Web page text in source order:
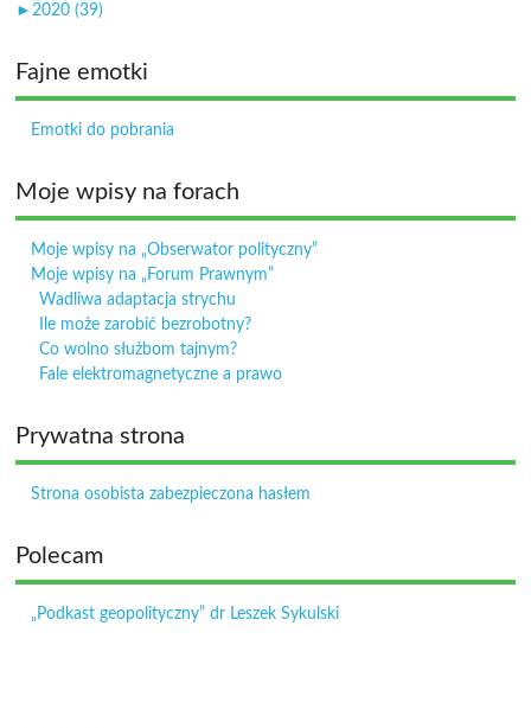
►2020 (39)
Fajne emotki
Emotki do pobrania
Moje wpisy na forach
Moje wpisy na „Obserwator polityczny”
Moje wpisy na „Forum Prawnym”
Wadliwa adaptacja strychu
Ile może zarobić bezrobotny?
Co wolno służbom tajnym?
Fale elektromagnetyczne a prawo
Prywatna strona
Strona osobista zabezpieczona hasłem
Polecam
„Podkast geopolityczny” dr Leszek Sykulski